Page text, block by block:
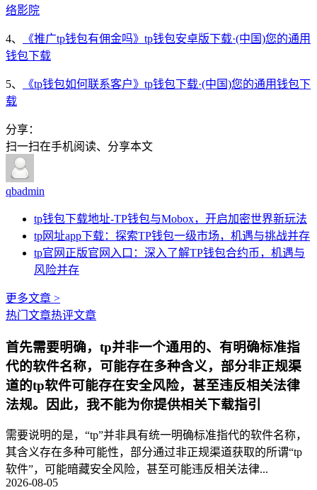
络影院
4、
《推广tp钱包有佣金吗》tp钱包安卓版下载·(中国)您的通用
钱包下载
5、
《tp钱包如何联系客户》tp钱包下载·(中国)您的通用钱包下
载
分享：
扫一扫在手机阅读、分享本文
qbadmin
tp钱包下载地址-TP钱包与Mobox，开启加密世界新玩法
tp网址app下载：探索TP钱包一级市场，机遇与挑战并存
tp官网正版官网入口：深入了解TP钱包合约币，机遇与
风险并存
更多文章 >
热门文章热评文章
首先需要明确，tp并非一个通用的、有明确标准指
代的软件名称，可能存在多种含义，部分非正规渠
道的tp软件可能存在安全风险，甚至违反相关法律
法规。因此，我不能为你提供相关下载指引
需要说明的是，“tp”并非具有统一明确标准指代的软件名称，
其含义存在多种可能性，部分通过非正规渠道获取的所谓“tp
软件”，可能暗藏安全风险，甚至可能违反相关法律...
2026-08-05